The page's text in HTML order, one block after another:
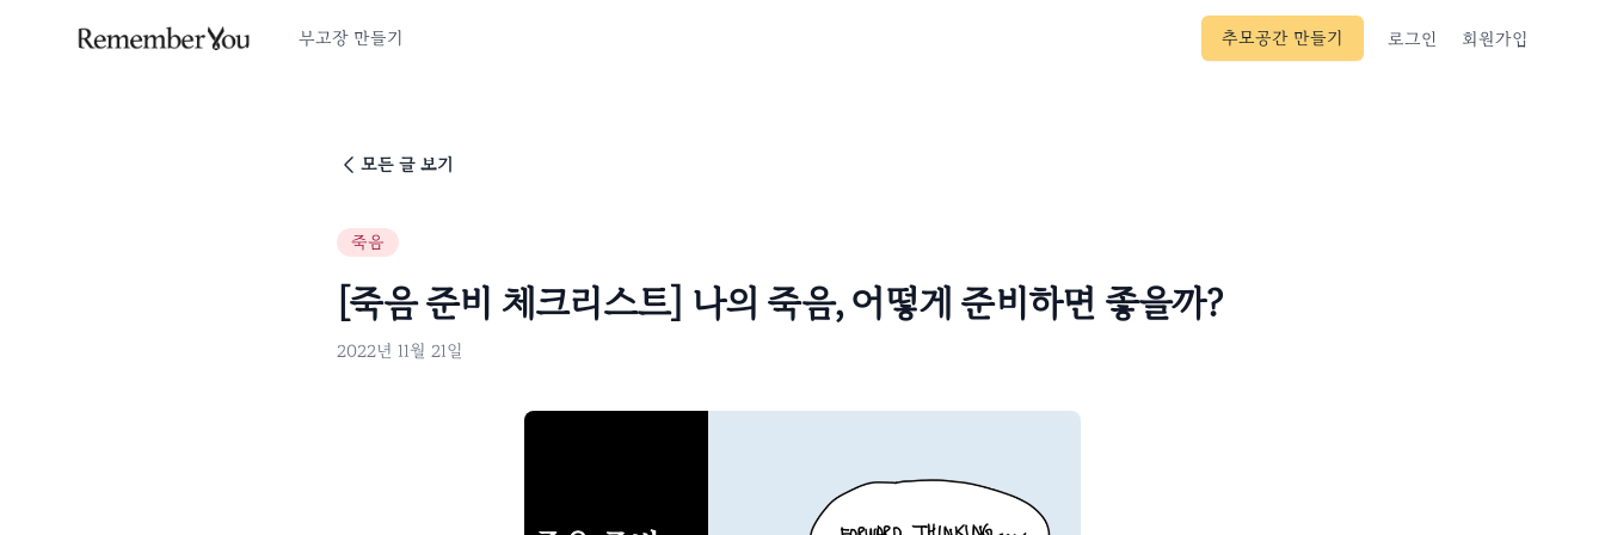
부고장 만들기 추모공간 만들기 로그인 회원가입
모든 글 보기
죽음
[죽음 준비 체크리스트] 나의 죽음, 어떻게 준비하면 좋을까?
2022년 11월 21일